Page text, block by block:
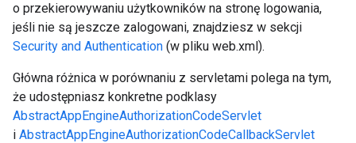
o przekierowywaniu użytkowników na stronę logowania,
jeśli nie są jeszcze zalogowani, znajdziesz w sekcji
Security and Authentication (w pliku web.xml).
Główna różnica w porównaniu z servletami polega na tym,
że udostępniasz konkretne podklasy
AbstractAppEngineAuthorizationCodeServlet
i AbstractAppEngineAuthorizationCodeCallbackServlet